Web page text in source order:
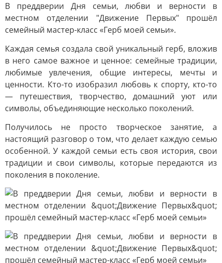
В преддверии Дня семьи, любви и верности в
местном отделении "Движение Первых" прошёл
семейный мастер-класс «Герб моей семьи».
Каждая семья создала свой уникальный герб, вложив
в него самое важное и ценное: семейные традиции,
любимые увлечения, общие интересы, мечты и
ценности. Кто-то изобразил любовь к спорту, кто-то
— путешествия, творчество, домашний уют или
символы, объединяющие несколько поколений.
Получилось не просто творческое занятие, а
настоящий разговор о том, что делает каждую семью
особенной. У каждой семьи есть своя история, свои
традиции и свои символы, которые передаются из
поколения в поколение.